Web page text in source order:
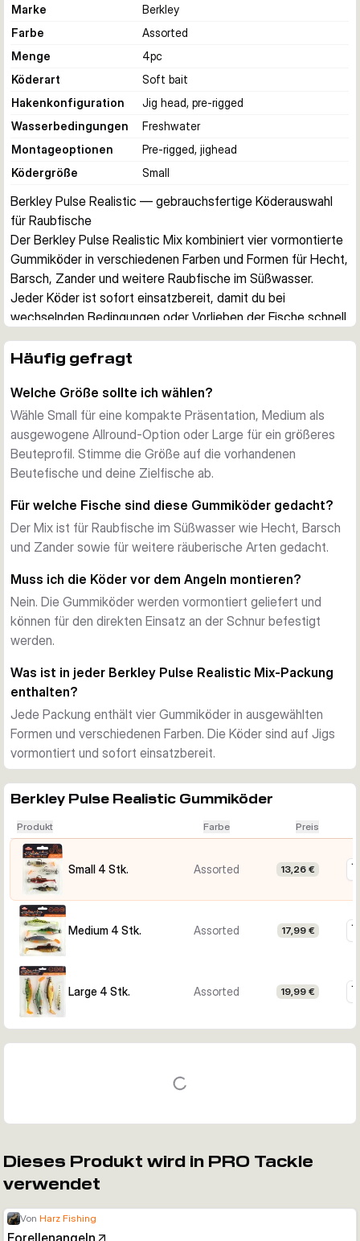
Marke
Berkley
Farbe
Assorted
Menge
4pc
Köderart
Soft bait
Hakenkonfiguration
Jig head, pre-rigged
Wasserbedingungen
Freshwater
Montageoptionen
Pre-rigged, jighead
Ködergröße
Small
Berkley Pulse Realistic — gebrauchsfertige Köderauswahl
für Raubfische
Der Berkley Pulse Realistic Mix kombiniert vier vormontierte
Gummiköder in verschiedenen Farben und Formen für Hecht,
Barsch, Zander und weitere Raubfische im Süßwasser.
Jeder Köder ist sofort einsatzbereit, damit du bei
wechselnden Bedingungen oder Vorlieben der Fische schnell
Praktischer Mix bewährter Formen
zusammengestellt und enthält unterschiedliche Köderprofile.
So stehen dir mehrere Präsentationen in einer kompakten
Packung zur Verfügung, statt nur eine einzelne Form.
Vormontiert für schnelle Köderwechsel
Die Gummiköder sind bereits auf Jigs montiert, sodass du
Montage loslegen kannst. Wähle Small, Medium oder Large
passend zur Beutegröße und zum gewünschten Zielfisch.
Für Raubfische im Süßwasser
Hecht, Barsch und Zander sowie auf andere räuberische
Süßwasserarten. Jede Größenoption enthält vier Köder.
Häufig gefragt
Welche Größe sollte ich wählen?
Wähle Small für eine kompakte Präsentation, Medium als
ausgewogene Allround-Option oder Large für ein größeres
Beuteprofil. Stimme die Größe auf die vorhandenen
Beutefische und deine Zielfische ab.
Für welche Fische sind diese Gummiköder gedacht?
Der Mix ist für Raubfische im Süßwasser wie Hecht, Barsch
und Zander sowie für weitere räuberische Arten gedacht.
Muss ich die Köder vor dem Angeln montieren?
Nein. Die Gummiköder werden vormontiert geliefert und
können für den direkten Einsatz an der Schnur befestigt
werden.
Was ist in jeder Berkley Pulse Realistic Mix-Packung
enthalten?
Jede Packung enthält vier Gummiköder in ausgewählten
Formen und verschiedenen Farben. Die Köder sind auf Jigs
vormontiert und sofort einsatzbereit.
Berkley Pulse Realistic Gummiköder
Produkt Farbe Preis
Small 4 Stk. Assorted 13,26 €
Medium 4 Stk. Assorted 17,99 €
Large 4 Stk. Assorted 19,99 €
Dieses Produkt wird in PRO Tackle
verwendet
Von Harz Fishing
Forellenangeln